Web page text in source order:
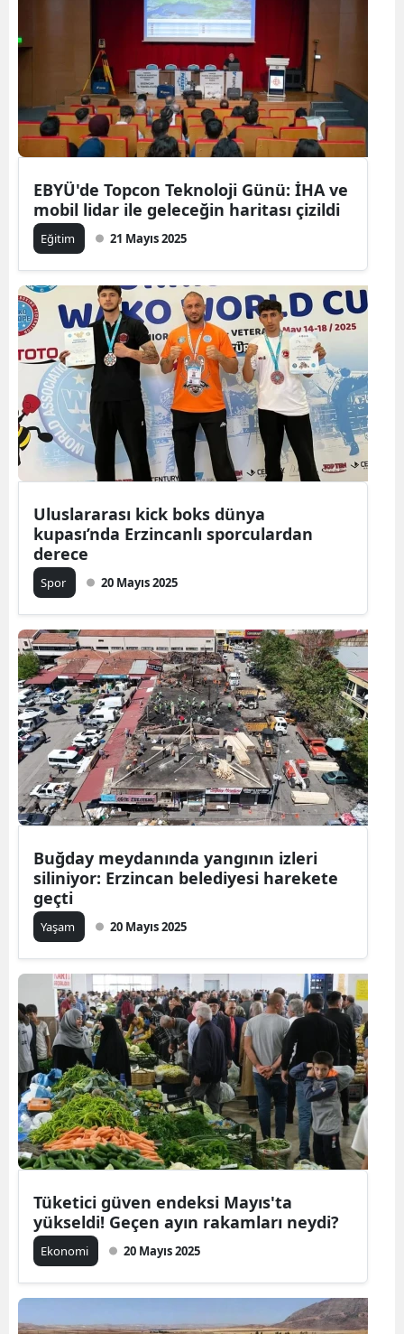
EBYÜ'de Topcon Teknoloji Günü: İHA ve
mobil lidar ile geleceğin haritası çizildi
Eğitim 21 Mayıs 2025
Uluslararası kick boks dünya
kupası’nda Erzincanlı sporculardan
derece
Spor 20 Mayıs 2025
Buğday meydanında yangının izleri
siliniyor: Erzincan belediyesi harekete
geçti
Yaşam 20 Mayıs 2025
Tüketici güven endeksi Mayıs'ta
yükseldi! Geçen ayın rakamları neydi?
Ekonomi 20 Mayıs 2025